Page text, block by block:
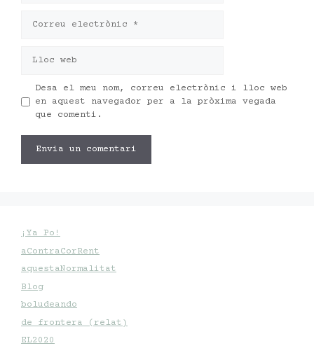
electrònic
web
Desa el meu nom, correu electrònic i lloc web
en aquest navegador per a la pròxima vegada
que comenti.
¡Ya Po!
aContraCorRent
aquestaNormalitat
Blog
boludeando
de frontera (relat)
EL2020